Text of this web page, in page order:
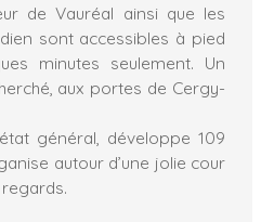
de Vauréal ainsi que les
sont accessibles à pied
minutes seulement. Un
aux portes de Cergy-
général, développe 109
autour d’une jolie cour